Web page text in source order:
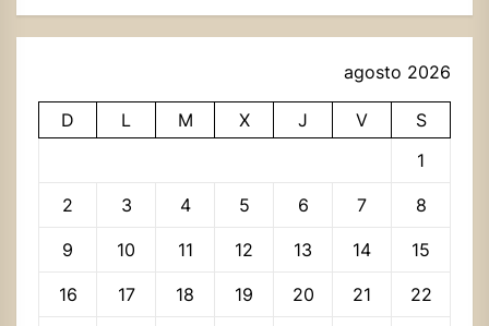
agosto 2026
D L M X J V
S
1
2 3 4 5 6 7 8
9 10 11 12 13 14 15
16 17 18 19 20 21 22